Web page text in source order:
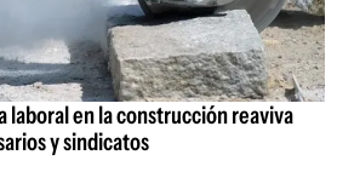
laboral en la construcción reaviva
y sindicatos